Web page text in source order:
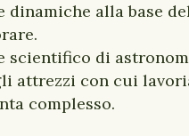
alla base
di
attrezzi con cui
complesso.